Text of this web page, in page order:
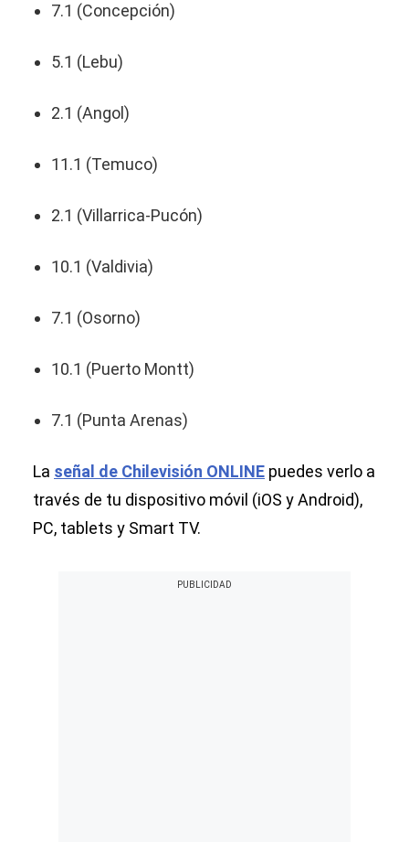
7.1 (Concepción)
5.1 (Lebu)
2.1 (Angol)
11.1 (Temuco)
2.1 (Villarrica-Pucón)
10.1 (Valdivia)
7.1 (Osorno)
10.1 (Puerto Montt)
7.1 (Punta Arenas)
La señal de Chilevisión ONLINE puedes verlo a
través de tu dispositivo móvil (iOS y Android),
PC, tablets y Smart TV.